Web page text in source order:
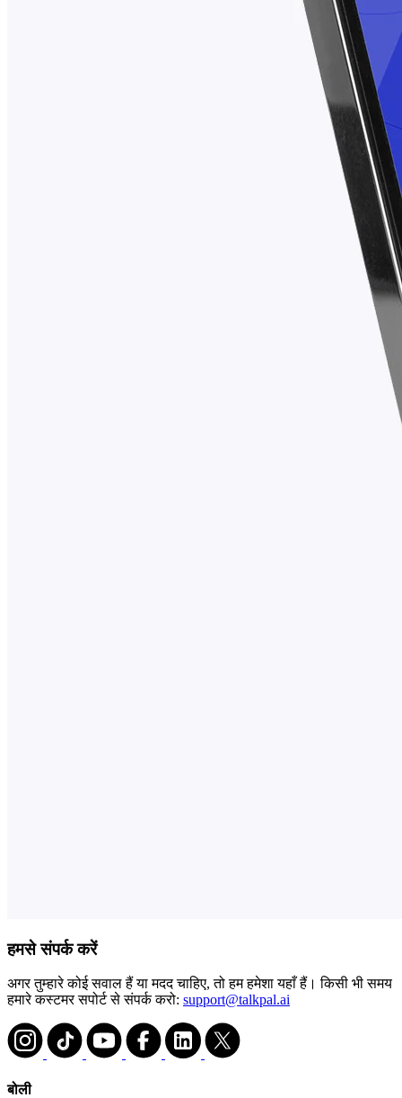
हमसे संपर्क करें
अगर तुम्हारे कोई सवाल हैं या मदद चाहिए, तो हम हमेशा यहाँ हैं। किसी भी समय
हमारे कस्टमर सपोर्ट से संपर्क करो: support@talkpal.ai
बोली